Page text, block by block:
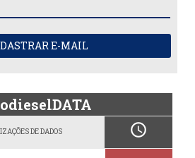
E-MAIL
DE DADOS schedule